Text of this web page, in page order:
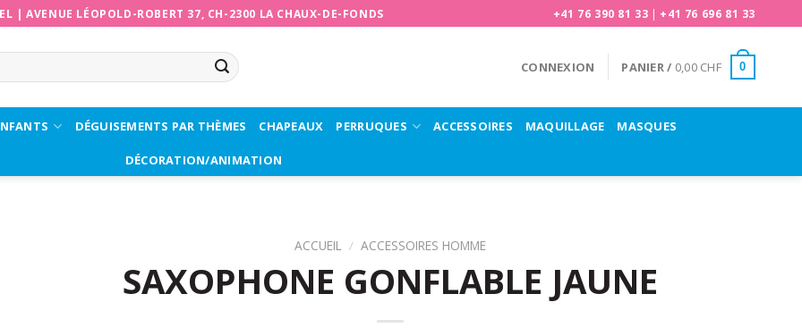
|AVENUE LÉOPOLD-ROBERT 37, CH-2300 LA CHAUX-DE-FONDS +41 76 390 81 33 | +41 76 696 81 33
CONNEXION PANIER / 0,00 CHF 0
DÉGUISEMENTS PAR THÈMES CHAPEAUX PERRUQUES ACCESSOIRES MAQUILLAGE MASQUES
DÉCORATION/ANIMATION
ACCUEIL / ACCESSOIRES HOMME
SAXOPHONE GONFLABLE JAUNE